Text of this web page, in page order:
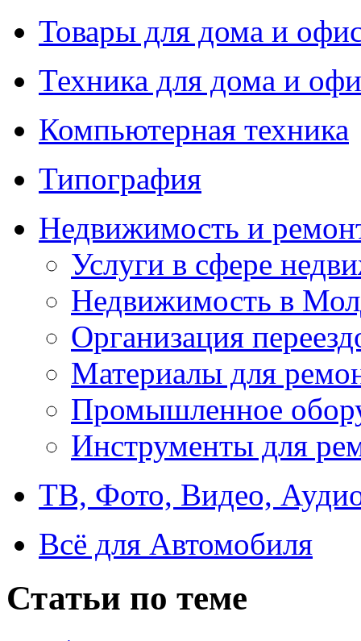
Товары для дома и
Техника для дома и
Компьютерная техника
Типография
Недвижимость и
Услуги в сфере
Недвижимость в
Организация
Материалы для
Промышленное
Инструменты для
ТВ, Фото, Видео,
Всё для Автомобиля
Статьи по теме